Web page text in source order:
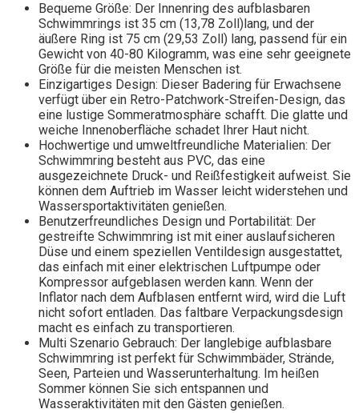
Bequeme Größe: Der Innenring des aufblasbaren
Schwimmrings ist 35 cm (13,78 Zoll)lang, und der
äußere Ring ist 75 cm (29,53 Zoll) lang, passend für ein
Gewicht von 40-80 Kilogramm, was eine sehr geeignete
Größe für die meisten Menschen ist.
Einzigartiges Design: Dieser Badering für Erwachsene
verfügt über ein Retro-Patchwork-Streifen-Design, das
eine lustige Sommeratmosphäre schafft. Die glatte und
weiche Innenoberfläche schadet Ihrer Haut nicht.
Hochwertige und umweltfreundliche Materialien: Der
Schwimmring besteht aus PVC, das eine
ausgezeichnete Druck- und Reißfestigkeit aufweist. Sie
können dem Auftrieb im Wasser leicht widerstehen und
Wassersportaktivitäten genießen.
Benutzerfreundliches Design und Portabilität: Der
gestreifte Schwimmring ist mit einer auslaufsicheren
Düse und einem speziellen Ventildesign ausgestattet,
das einfach mit einer elektrischen Luftpumpe oder
Kompressor aufgeblasen werden kann. Wenn der
Inflator nach dem Aufblasen entfernt wird, wird die Luft
nicht sofort entladen. Das faltbare Verpackungsdesign
macht es einfach zu transportieren.
Multi Szenario Gebrauch: Der langlebige aufblasbare
Schwimmring ist perfekt für Schwimmbäder, Strände,
Seen, Parteien und Wasserunterhaltung. Im heißen
Sommer können Sie sich entspannen und
Wasseraktivitäten mit den Gästen genießen.